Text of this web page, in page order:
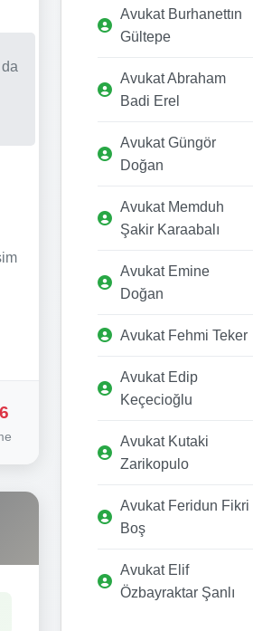
Avukat Burhanettın
Gültepe
Avukat Abraham
Badi Erel
Avukat Güngör
Doğan
Avukat Memduh
Şakir Karaabalı
Avukat Emine
Doğan
Avukat Fehmi Teker
Avukat Edip
Keçecioğlu
Avukat Kutaki
Zarikopulo
Avukat Feridun Fikri
Boş
Avukat Elif
Özbayraktar Şanlı